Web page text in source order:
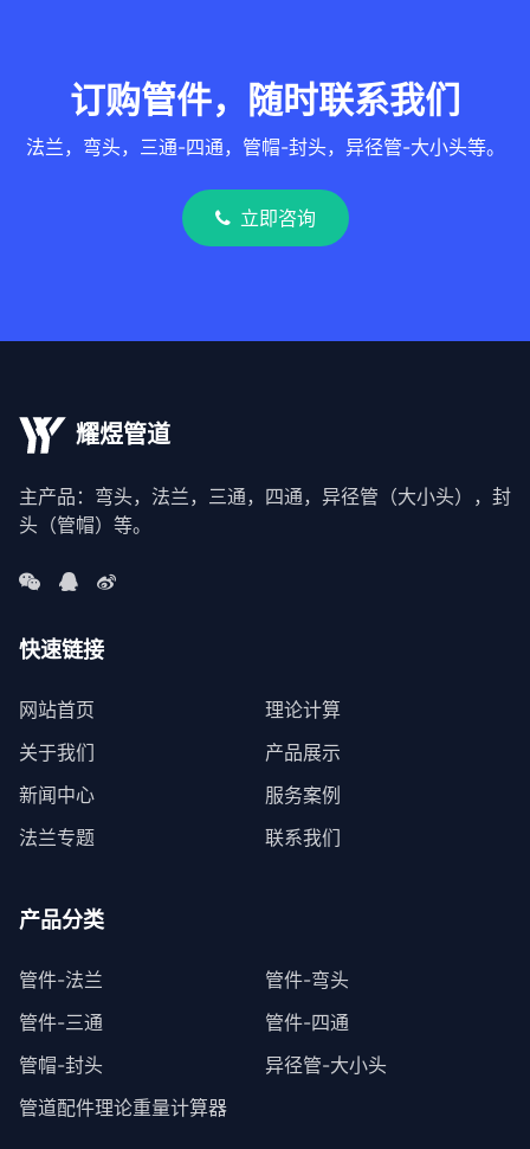
订购管件，随时联系我们
法兰，弯头，三通-四通，管帽-封头，异径管-大小头等。
立即咨询
耀煜管道
主产品：弯头，法兰，三通，四通，异径管（大小头），封
头（管帽）等。
快速链接
网站首页
理论计算
关于我们
产品展示
新闻中心
服务案例
法兰专题
联系我们
产品分类
管件-法兰
管件-弯头
管件-三通
管件-四通
管帽-封头
异径管-大小头
管道配件理论重量计算器